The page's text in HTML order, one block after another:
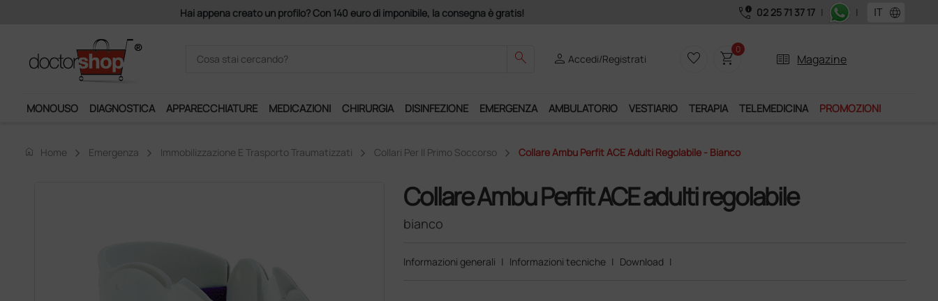
Acquistando il servizio "Ds Club", un anno di spedizioni a 39,90 euro + IVA! call_quality 02 25 71 37 17 | | language
search personAccedi/Registrati favorite_border shopping_cart0
two_pager Magazine
MONOUSO DIAGNOSTICA APPARECCHIATURE MEDICAZIONI CHIRURGIA DISINFEZIONE EMERGENZA AMBULATORIO VESTIARIO TERAPIA TELEMEDICINA PROMOZIONI
home Home Emergenza Immobilizzazione E Trasporto Traumatizzati Collari Per Il Primo Soccorso Collare Ambu Perfit ACE Adulti Regolabile - Bianco
Collare Ambu Perfit ACE adulti regolabile
bianco
Informazioni generali | Informazioni tecniche | Download |